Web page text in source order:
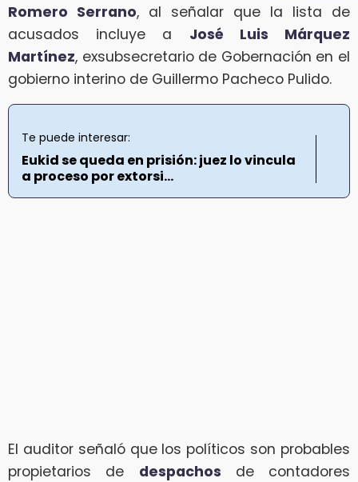
Romero Serrano, al señalar que la lista de
acusados incluye a José Luis Márquez
Martínez, exsubsecretario de Gobernación en el
gobierno interino de Guillermo Pacheco Pulido.
Te puede interesar:
Eukid se queda en prisión: juez lo vincula
a proceso por extorsi...
El auditor señaló que los políticos son probables
propietarios de despachos de contadores